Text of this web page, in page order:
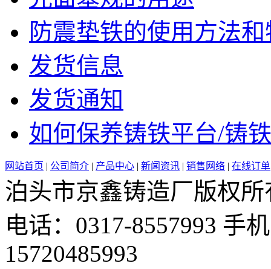
防震垫铁的使用方法和
发货信息
发货通知
如何保养铸铁平台/铸
网站首页 | 公司简介 | 产品中心 | 新闻资讯 | 销售网络 | 在线订单
泊头市京鑫铸造厂版权所
电话：0317-8557993 手
15720485993